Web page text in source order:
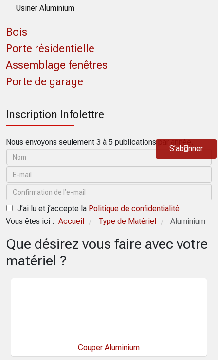
Usiner Aluminium
Bois
Porte résidentielle
Assemblage fenêtres
Porte de garage
Inscription Infolettre
Nous envoyons seulement 3 à 5 publications par année.
J’ai lu et j’accepte la Politique de confidentialité
S’abonner
Vous êtes ici : Accueil / Type de Matériel / Aluminium
Que désirez vous faire avec votre
matériel ?
Couper Aluminium